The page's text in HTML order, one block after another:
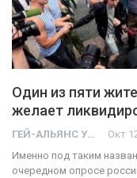
Один из пяти
желает
ГЕЙ-АЛЬЯНС УКРАИНА Окт
Именно под таким
очередном опросе